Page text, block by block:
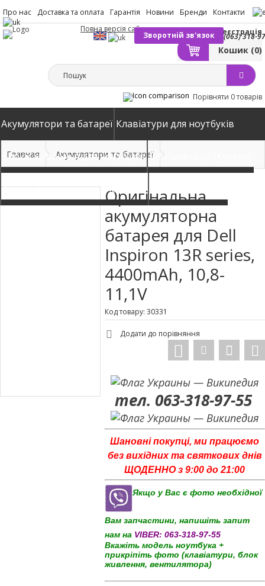
Про нас Доставка та оплата Гарантія Новини Бренди Контакти
(063) 318-
Зворотній зв'язок
Вхід Реєстрація
Кошик (0)
Повна версія сайту
Порівняти 0 товарів
Акумулятори та батареї Клавіатури для ноутбуків
Блоки живлення для ноутбуків Вентилятори (Кулери)
Автомобільні зарядні пристрої
Главная Акумулятори та батареї
Оригінальна
акумуляторна
батарея для Dell
Inspiron 13R series,
4400mAh, 10,8-
11,1V
Код товару: 30331
Додати до порівняння
тел. 063-318-97-55
Шановні покупці, ми працюємо
без вихідних та святкових днів
ЩОДЕННО з 9:00 до 21:00
Якщо у Вас є фото необхідної
Вам запчастини, напишіть запит
нам на VIBER: 063-318-97-55
Вкажіть модель ноутбука +
прикріпіть фото (клавіатури, блок
живлення, вентилятора)